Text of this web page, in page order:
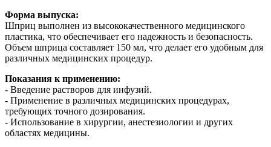
Форма выпуска:
Шприц выполнен из высококачественного медицинского
пластика, что обеспечивает его надежность и безопасность.
Объем шприца составляет 150 мл, что делает его удобным для
различных медицинских процедур.
Показания к применению:
- Введение растворов для инфузий.
- Применение в различных медицинских процедурах,
требующих точного дозирования.
- Использование в хирургии, анестезиологии и других
областях медицины.